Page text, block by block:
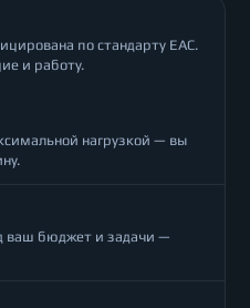
по стандарту ЕАС.
и работу.
нагрузкой — вы
ваш бюджет и задачи —